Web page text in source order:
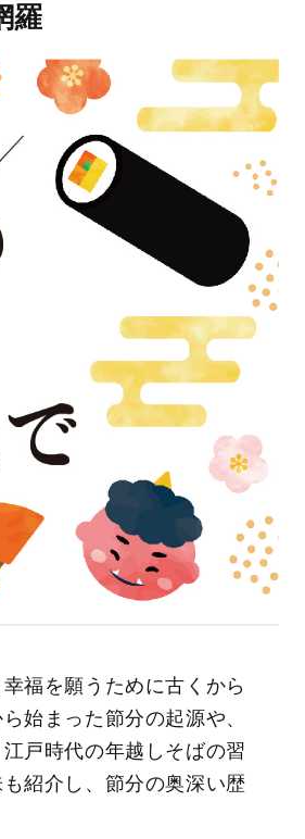
羅
福を願うために古くから
始まった節分の起源や、
戸時代の年越しそばの習
紹介し、節分の奥深い歴